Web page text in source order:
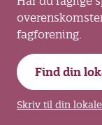
fagforening.
Find din
Skriv til din